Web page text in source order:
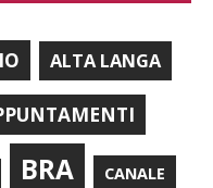
ALTA LANGA
BRA CANALE